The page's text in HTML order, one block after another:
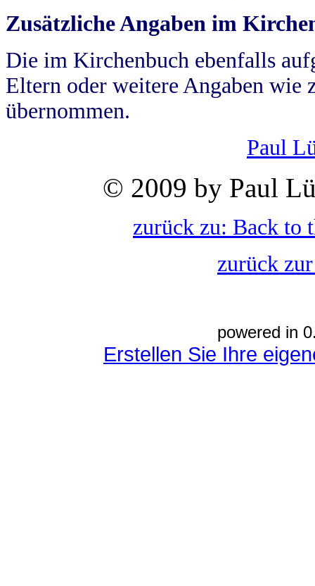
Zusätzliche Angaben im
Die im Kirchenbuch ebenfalls
Eltern oder weitere Angaben wie
übernommen.
Paul
© 2009 by Paul
zurück zu: Back to
zurück
powered in
Erstellen Sie Ihre